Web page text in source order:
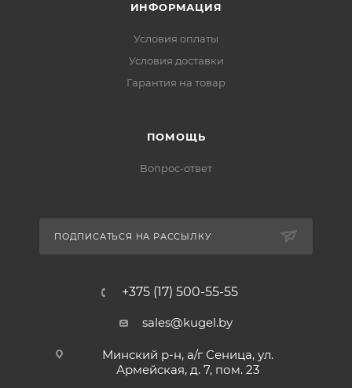
ИНФОРМАЦИЯ
Условия оплаты
Условия доставки
Гарантия на товар
ПОМОЩЬ
Вопрос-ответ
ПОДПИСАТЬСЯ НА РАССЫЛКУ
+375 (17) 500-55-55
sales@kugel.by
Минский р-н, а/г Сеница, ул.
Армейская, д. 7, пом. 23